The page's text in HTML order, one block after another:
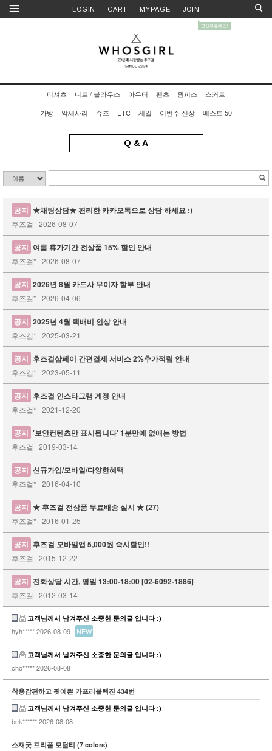
LOGIN CART MYPAGE JOIN
티셔츠 니트 / 블라우스 아우터 팬츠 원피스
스커트
가방
악세사리 슈즈 ETC 세일 이번주 신상 베스트 50
Q & A
공지 ★채팅상담★ 편리한 카카오톡으로 상담 하세요 :)
후즈걸 | 2026-08-07
공지 여름 휴가기간 전상품 15% 할인 안내
후즈걸* | 2026-08-07
공지 2026년 8월 카드사 무이자 할부 안내
후즈걸* | 2026-04-06
공지 2025년 4월 택배비 인상 안내
후즈걸* | 2025-03-21
공지 후즈걸샵페이 간편결제 서비스 2%추가적립 안내
후즈걸* | 2023-05-11
공지 후즈걸 인스타그램 계정 안내
후즈걸* | 2021-12-20
공지 '보안컨텐츠만 표시됩니다' 1분만에 없애는 방법
후즈걸 | 2019-03-14
공지 신규가입/모바일/다양한혜택
후즈걸* | 2016-04-10
공지 ★ 후즈걸 전상품 무료배송 실시 ★(27)
후즈걸* | 2016-01-25
공지 후즈걸 모바일앱 5,000원 즉시할인!!
후즈걸 | 2015-12-22
공지 전화상담 시간, 평일 13:00-18:00 [02-6092-1886]
후즈걸 | 2012-03-14
고객님께서 남겨주신 소중한 문의글 입니다 :)
hyh*****2026-08-09 NEW
고객님께서 남겨주신 소중한 문의글 입니다 :)
cho*****2026-08-08
착용감편하고 핏예쁜 카프리블랙진 434번
고객님께서 남겨주신 소중한 문의글 입니다 :)
bek******2026-08-08
소재굿 프리폴 모달티 (7 colors)